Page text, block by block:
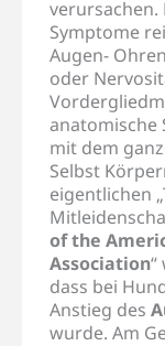
verursachen.
Symptome
Augen-
oder
anatomische
mit dem
Selbst
eigentlichen
of the
Association
dass bei
Anstieg des
wurde. Am